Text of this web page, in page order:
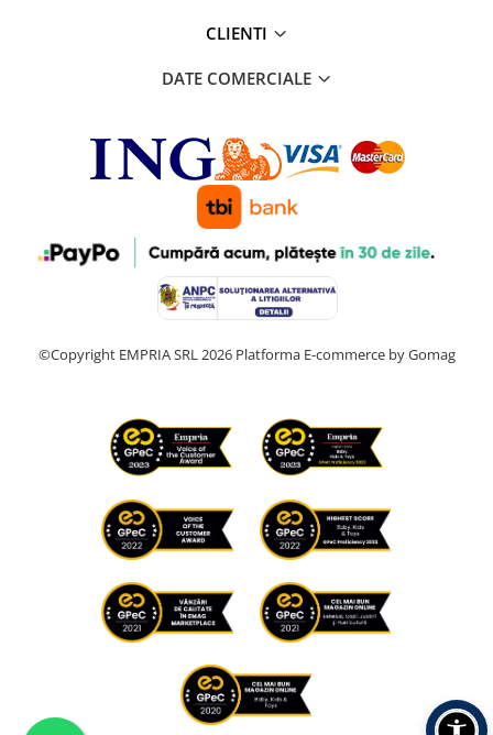
CLIENTI
DATE COMERCIALE
©Copyright EMPRIA SRL 2026 Platforma E-commerce by Gomag